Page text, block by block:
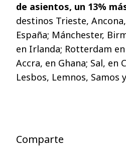
de asientos, un 13%
destinos Trieste,
España; Mánchester,
en Irlanda; Rotterdam
Accra, en Ghana; Sal, en
Lesbos, Lemnos, Samos
Comparte